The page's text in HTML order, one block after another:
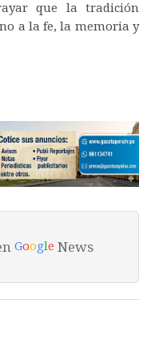
que la tradición
a la fe, la memoria y
Google News